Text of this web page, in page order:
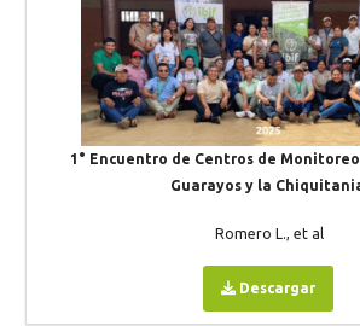
1° Encuentro de Centros de
Guarayos y la
Romero L., et al
Descargar